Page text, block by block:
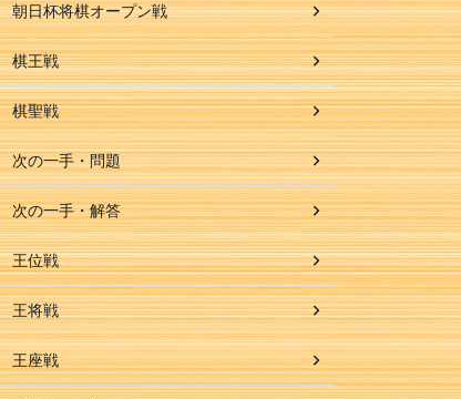
朝日杯将棋オープン戦
棋王戦
棋聖戦
次の一手・問題
次の一手・解答
王位戦
王将戦
王座戦